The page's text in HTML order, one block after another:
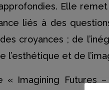
Elle
liés à des
croyances ; de
l’esthétique et de
« Imagining Futures